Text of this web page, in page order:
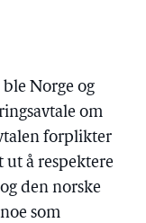
Norge og
om
forplikter
ut å respektere
den norske
som